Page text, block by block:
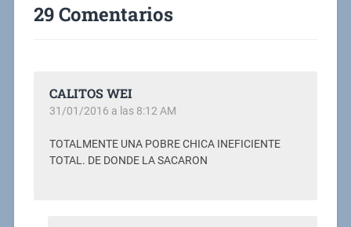
29 Comentarios
CALITOS WEI
31/01/2016 a las 8:12 AM
TOTALMENTE UNA POBRE CHICA INEFICIENTE
TOTAL. DE DONDE LA SACARON